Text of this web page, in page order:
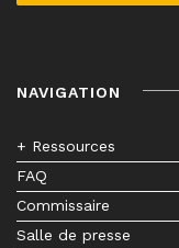
NAVIGATION
+ Ressources
FAQ
Commissaire
Salle de presse